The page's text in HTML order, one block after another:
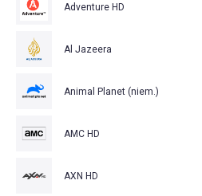
Adventure HD
Al Jazeera
Animal Planet (niem.)
AMC HD
AXN HD